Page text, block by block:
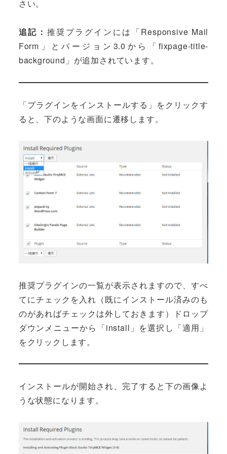
さい。
追記： 推奨プラグインには「Responsive Mail
Form」とバージョン3.0から「fixpage-title-
background」が追加されています。
「プラグインをインストールする」をクリックす
ると、下のような画面に遷移します。
推奨プラグインの一覧が表示されますので、すべ
てにチェックを入れ（既にインストール済みのも
のがあればチェックは外しておきます）ドロップ
ダウンメニューから「install」を選択し「適用」
をクリックします。
インストールが開始され、完了すると下の画像よ
うな状態になります。